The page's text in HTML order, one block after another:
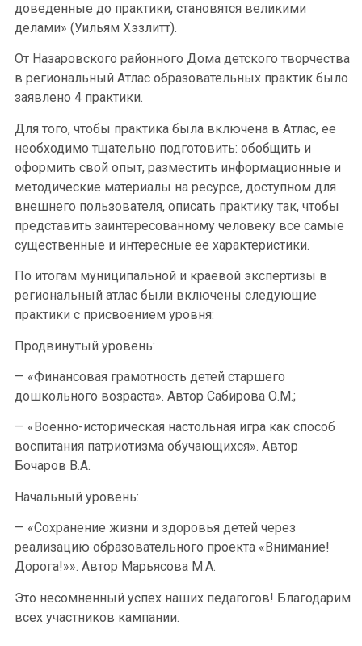
доведенные до практики, становятся великими
делами» (Уильям Хэзлитт).
От Назаровского районного Дома детского творчества
в региональный Атлас образовательных практик было
заявлено 4 практики.
Для того, чтобы практика была включена в Атлас, ее
необходимо тщательно подготовить: обобщить и
оформить свой опыт, разместить информационные и
методические материалы на ресурсе, доступном для
внешнего пользователя, описать практику так, чтобы
представить заинтересованному человеку все самые
существенные и интересные ее характеристики.
По итогам муниципальной и краевой экспертизы в
региональный атлас были включены следующие
практики с присвоением уровня:
Продвинутый уровень:
— «Финансовая грамотность детей старшего
дошкольного возраста». Автор Сабирова О.М.;
— «Военно-историческая настольная игра как способ
воспитания патриотизма обучающихся». Автор
Бочаров В.А.
Начальный уровень:
— «Сохранение жизни и здоровья детей через
реализацию образовательного проекта «Внимание!
Дорога!»». Автор Марьясова М.А.
Это несомненный успех наших педагогов! Благодарим
всех участников кампании.